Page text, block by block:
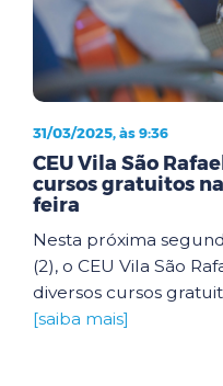
31/03/2025, às 9:36
CEU Vila São
cursos gratuitos
feira
Nesta próxima
(2), o CEU Vila São
diversos cursos
[saiba mais]